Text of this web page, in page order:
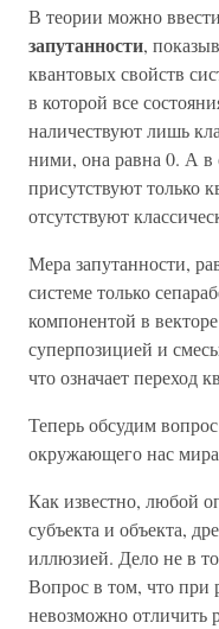
В теории можно
запутанности,
квантовых свойств
в которой все
наличествуют лишь
ними, она равна 0. А в
присутствуют только
отсутствуют
Мера запутанности,
системе только
компонентой в
суперпозицией и
что означает переход
Теперь обсудим
окружающего нас
Как известно, любой
субъекта и объекта,
иллюзией. Дело не в
Вопрос в том, что при
невозможно отличить